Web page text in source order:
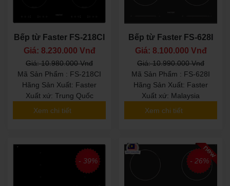
Bếp từ Faster FS-218CI
Giá: 8.230.000 Vnđ
Giá: 10.980.000 Vnđ
Mã Sản Phẩm : FS-218CI
Hãng Sản Xuất: Faster
Xuất xứ: Trung Quốc
Xem chi tiết
Bếp từ Faster FS-628I
Giá: 8.100.000 Vnđ
Giá: 10.990.000 Vnđ
Mã Sản Phẩm : FS-628I
Hãng Sản Xuất: Faster
Xuất xứ: Malaysia
Xem chi tiết
- 39% - 26%